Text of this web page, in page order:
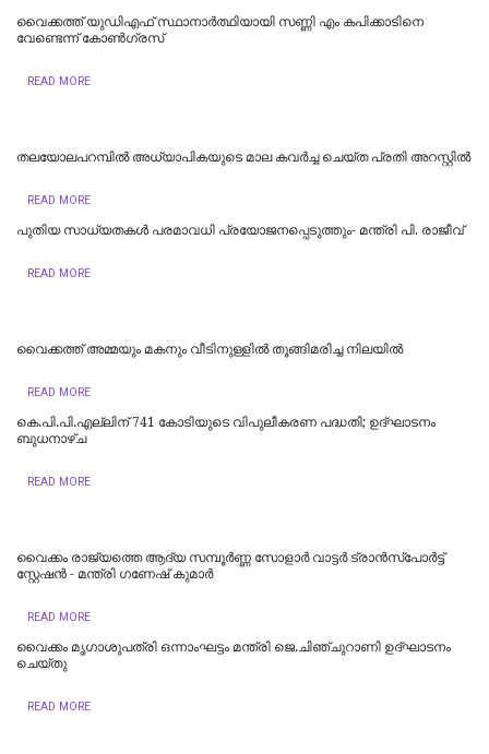
വൈക്കത്ത് യുഡിഎഫ് സ്ഥാനാർത്ഥിയായി സണ്ണി എം കപിക്കാടിനെ
വേണ്ടെന്ന് കോൺ​ഗ്രസ്
READ MORE
തലയോലപറമ്പിൽ അധ്യാപികയുടെ മാല കവർച്ച ചെയ്ത പ്രതി അറസ്റ്റിൽ
READ MORE
പുതിയ സാധ്യതകൾ പരമാവധി പ്രയോജനപ്പെടുത്തും- മന്ത്രി പി. രാജീവ്
READ MORE
വൈക്കത്ത് അമ്മയും മകനും വീടിനുള്ളിൽ തൂങ്ങിമരിച്ച നിലയിൽ
READ MORE
കെ.പി.പി.എല്ലിന് 741 കോടിയുടെ വിപുലീകരണ പദ്ധതി; ഉദ്ഘാടനം
ബുധനാഴ്ച
READ MORE
വൈക്കം രാജ്യത്തെ ആദ്യ സമ്പൂർണ്ണ സോളാർ വാട്ടർ ട്രാൻസ്പോർട്ട്
സ്റ്റേഷൻ - മന്ത്രി ഗണേഷ് കുമാർ
READ MORE
വൈക്കം മൃഗാശുപത്രി ഒന്നാംഘട്ടം മന്ത്രി ജെ.ചിഞ്ചുറാണി ഉദ്ഘാടനം
ചെയ്തു
READ MORE